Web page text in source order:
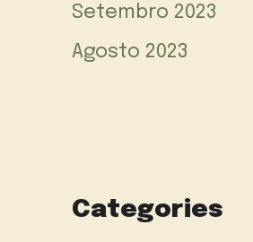
Setembro 2023
Agosto 2023
Categories